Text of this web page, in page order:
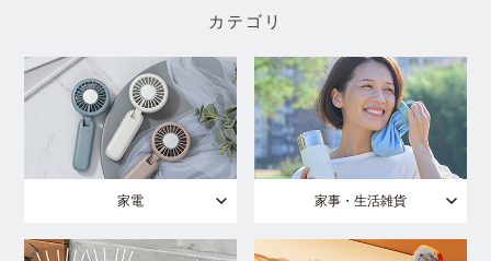
カテゴリ
家電 家事・生活雑貨